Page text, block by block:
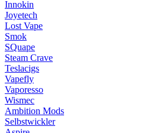
Innokin
Joyetech
Lost Vape
Smok
SQuape
Steam Crave
Teslacigs
Vapefly
Vaporesso
Wismec
Ambition Mods
Selbstwickler